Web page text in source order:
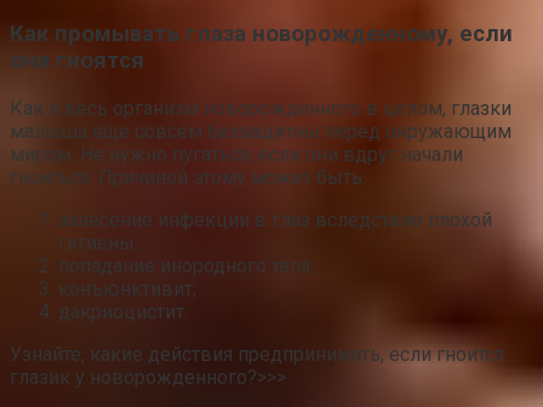
Как промывать глаза новорожденному, если
они гноятся
Как и весь организм новорожденного в целом, глазки
малыша еще совсем беззащитны перед окружающим
миром. Не нужно пугаться, если они вдруг начали
гноиться. Причиной этому может быть:
занесение инфекции в глаз вследствие плохой
гигиены;
попадание инородного тела;
конъюнктивит;
дакриоцистит.
Узнайте, какие действия предпринимать, если гноится
глазик у новорожденного?>>>